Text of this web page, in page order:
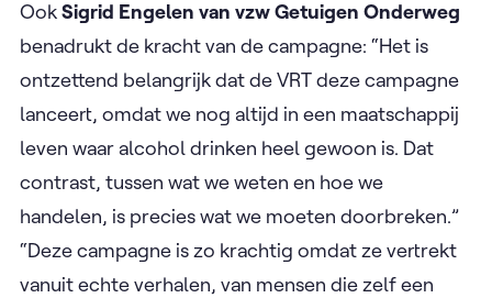
OokSigrid Engelen van vzw Getuigen Onderweg
benadrukt de kracht van de campagne: “Het is
ontzettend belangrijk dat de VRT deze campagne
lanceert, omdat we nog altijd in een maatschappij
leven waar alcohol drinken heel gewoon is. Dat
contrast, tussen wat we weten en hoe we
handelen, is precies wat we moeten doorbreken.”
“Deze campagne is zo krachtig omdat ze vertrekt
vanuit echte verhalen, van mensen die zelf een